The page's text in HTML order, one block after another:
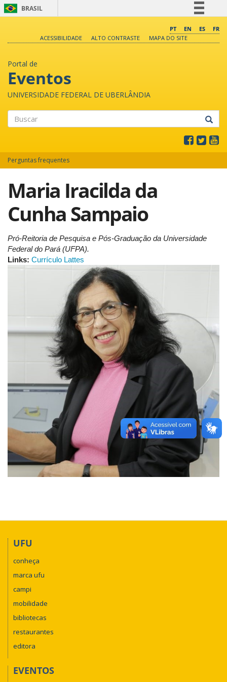
BRASIL
Comunica BR
PT EN ES
FR
ACESSIBILIDADE
ALTO CONTRASTE MAPA DO SITE
Portal de
Eventos
UNIVERSIDADE FEDERAL DE UBERLÂNDIA
Perguntas frequentes
Maria Iracilda da
Cunha Sampaio
Pró-Reitoria de Pesquisa e Pós-Graduação da Universidade
Federal do Pará (UFPA).
Links: Currículo Lattes
UFU
conheça
marca ufu
campi
mobilidade
bibliotecas
restaurantes
editora
EVENTOS